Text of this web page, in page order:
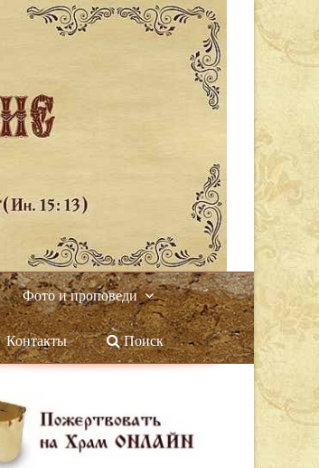
Фото и проповеди
Контакты Поиск